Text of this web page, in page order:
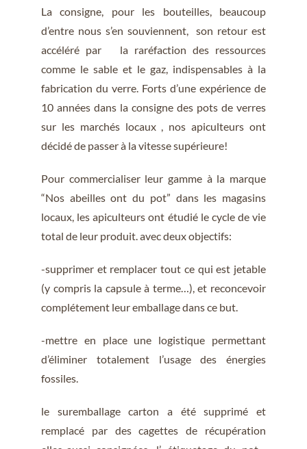
La consigne, pour les bouteilles, beaucoup
d’entre nous s’en souviennent, son retour est
accéléré par la raréfaction des ressources
comme le sable et le gaz, indispensables à la
fabrication du verre. Forts d’une expérience de
10 années dans la consigne des pots de verres
sur les marchés locaux , nos apiculteurs ont
décidé de passer à la vitesse supérieure!
Pour commercialiser leur gamme à la marque
“Nos abeilles ont du pot” dans les magasins
locaux, les apiculteurs ont étudié le cycle de vie
total de leur produit. avec deux objectifs:
-supprimer et remplacer tout ce qui est jetable
(y compris la capsule à terme…), et reconcevoir
complétement leur emballage dans ce but.
-mettre en place une logistique permettant
d’éliminer totalement l’usage des énergies
fossiles.
le suremballage carton a été supprimé et
remplacé par des cagettes de récupération